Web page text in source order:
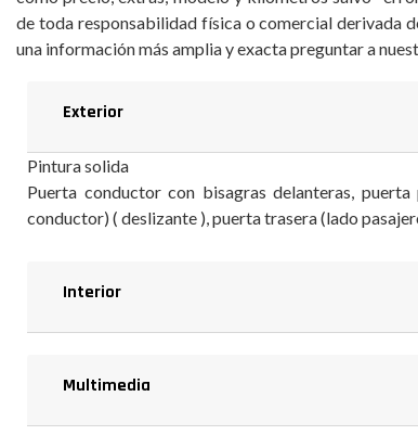
de toda responsabilidad física o comercial derivada
una información más amplia y exacta preguntar a
Exterior
Pintura solida
Puerta conductor con bisagras delanteras,
conductor) ( deslizante ), puerta trasera (lado
Interior
Multimedia